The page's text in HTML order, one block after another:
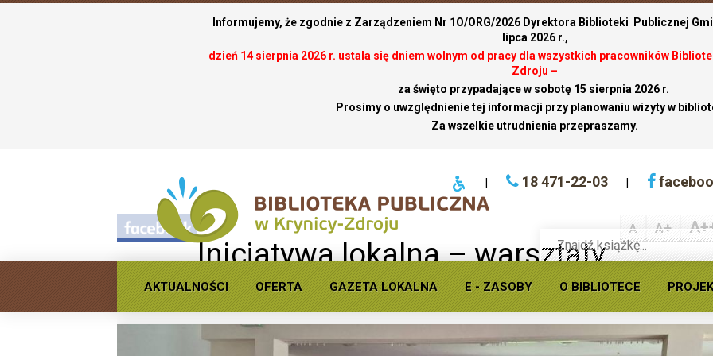
Informujemy, że zgodnie z Zarządzeniem Nr 1O/ORG/2026 Dyrektora Biblioteki Publicznej
lipca 2026 r.,
dzień 14 sierpnia 2026 r. ustala się dniem wolnym od pracy dla wszystkich pracowników
Zdroju –
za święto przypadające w sobotę 15 sierpnia 2026 r.
Prosimy o uwzględnienie tej informacji przy planowaniu wizyty w
Za wszelkie utrudnienia przepraszamy.
18 471-22-03
książkę
w
ofercie
biblioteki
publicznej
AKTUALNOŚCI OFERTA GAZETA LOKALNA E - ZASOBY O BIBLIOTECE
A A+
Inicjatywa lokalna – warsztaty
teatralne w Bereście